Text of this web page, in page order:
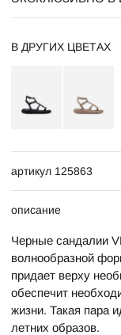
В ДРУГИХ ЦВЕТАХ
артикул 125863
описание
Черные сандалии
волнообразной
придает верху
обеспечит
жизни. Такая пара
летних образов.